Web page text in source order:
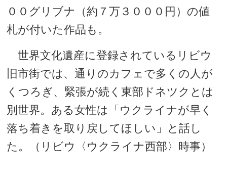
００グリブナ（約７万３０００円）の値
札が付いた作品も。
世界文化遺産に登録されているリビウ
旧市街では、通りのカフェで多くの人が
くつろぎ、緊張が続く東部ドネツクとは
別世界。ある女性は「ウクライナが早く
落ち着きを取り戻してほしい」と話し
た。（リビウ〈ウクライナ西部〉時事）